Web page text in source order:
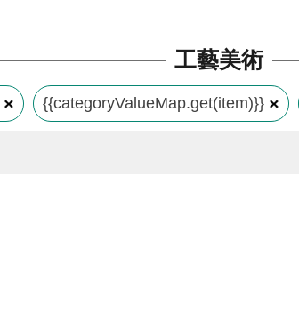
工藝美術
{{categoryValueMap.get(item)}}